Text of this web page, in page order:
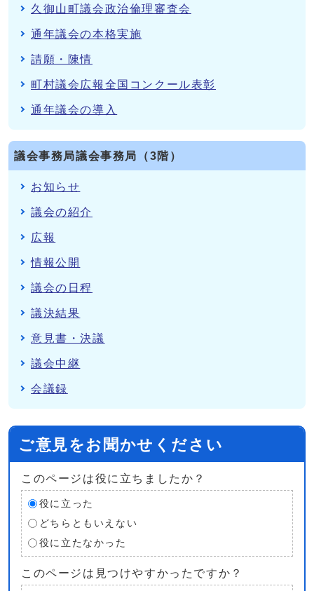
久御山町議会政治倫理審査会
通年議会の本格実施
請願・陳情
町村議会広報全国コンクール表彰
通年議会の導入
議会事務局議会事務局（3階）
お知らせ
議会の紹介
広報
情報公開
議会の日程
議決結果
意見書・決議
議会中継
会議録
ご意見をお聞かせください
このページは役に立ちましたか？
役に立った
どちらともいえない
役に立たなかった
このページは見つけやすかったですか？